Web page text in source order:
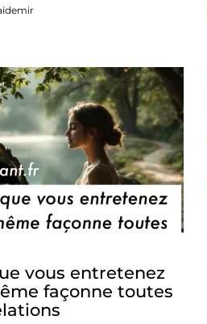
vous entretenez
façonne toutes